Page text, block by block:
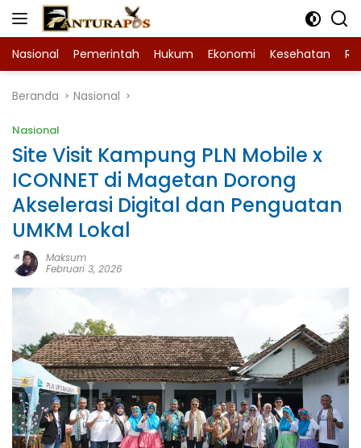
Langsung
Nasional Pemerintah Hukum Ekonomi Kesehatan
Beranda Nasional
Nasional
Site Visit Kampung PLN Mobile x
ICONNET di Magetan Dorong
Akselerasi Digital dan Penguatan
UMKM Lokal
Maksum
Februari 3, 2026